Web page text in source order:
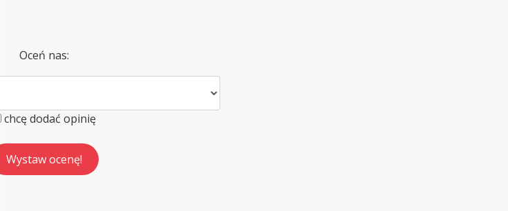
Oceń nas:
chcę dodać opinię